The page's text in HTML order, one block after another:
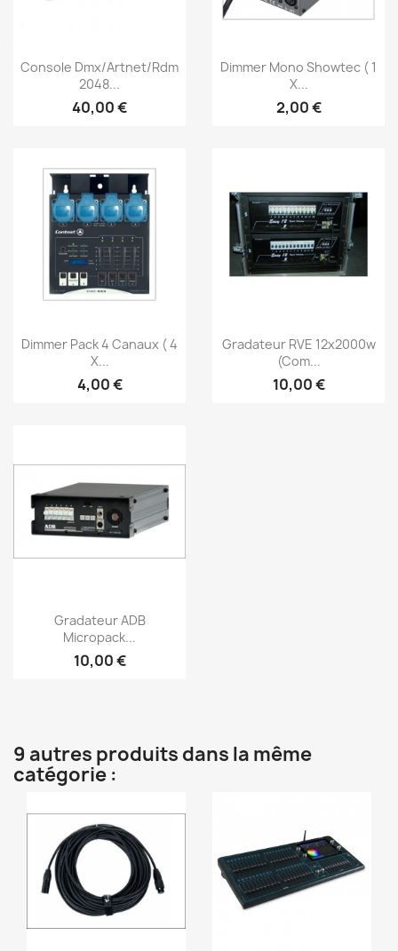
Aperçu rapide
Console Dmx/Artnet/Rdm
2048...
40,00 €
Aperçu rapide
Dimmer Mono Showtec ( 1
X...
2,00 €
Aperçu rapide
Dimmer Pack 4 Canaux ( 4
X...
4,00 €
Aperçu rapide
Gradateur RVE 12x2000w
(Com...
10,00 €
Aperçu rapide
Gradateur ADB
Micropack...
10,00 €
9 autres produits dans la même
catégorie :